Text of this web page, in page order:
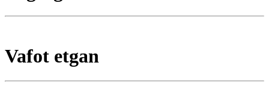
Vafot etgan